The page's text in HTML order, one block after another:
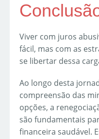
Viver com juros
fácil, mas com as
se libertar dessa
Ao longo desta
compreensão das
opções, a
são fundamentais
financeira saudável.